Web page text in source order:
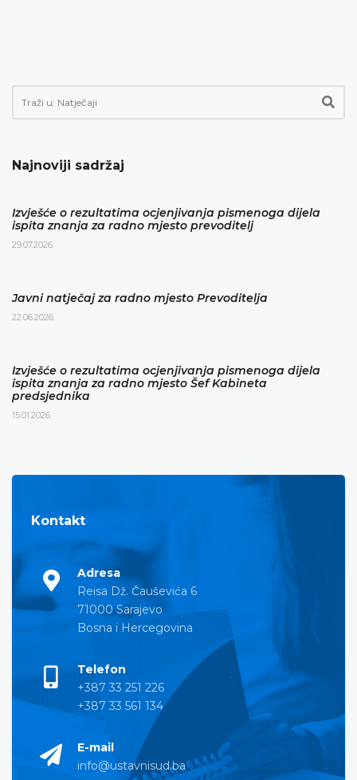
Najnoviji sadržaj
Izvješće o rezultatima ocjenjivanja pismenoga dijela
ispita znanja za radno mjesto prevoditelj
29.07.2026.
Javni natječaj za radno mjesto Prevoditelja
22.06.2026.
Izvješće o rezultatima ocjenjivanja pismenoga dijela
ispita znanja za radno mjesto Šef Kabineta
predsjednika
15.01.2026.
Kontakt
Adresa
Reisa Dž. Čauševića 6
71000 Sarajevo
Bosna i Hercegovina
Telefon
+387 33 251 226
+387 33 561 134
E-mail
info@ustavnisud.ba